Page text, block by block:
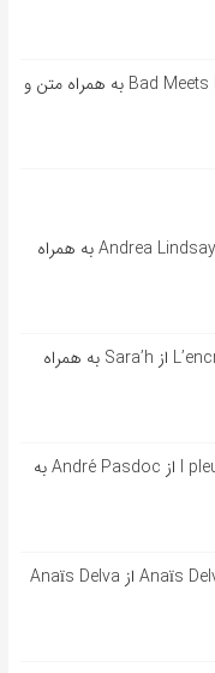
آهنگ انگلیسی Lighters از Bad Meets Evil به همراه متن و
آهنگ فرانسوی Près de toi از Andrea Lindsay به همراه
آهنگ فرانسوی L’encre de tes yeux از Sara’h به همراه
آهنگ فرانسوی l pleut sur la route از André Pasdoc به
آهنگ فرانسوی Anaïs Delva Et je danse از Anaïs Delva